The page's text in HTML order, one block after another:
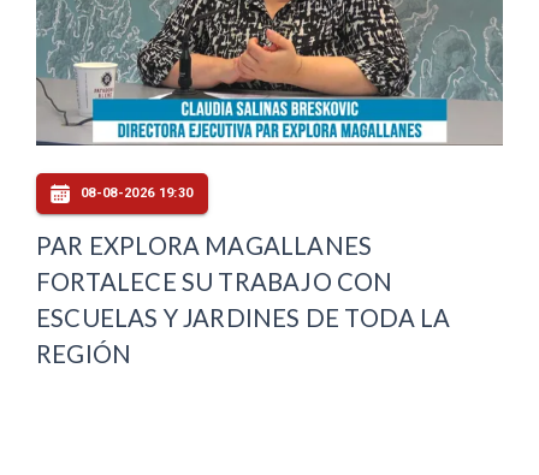
08-08-2026 19:30
PAR EXPLORA MAGALLANES
FORTALECE SU TRABAJO CON
ESCUELAS Y JARDINES DE TODA LA
REGIÓN